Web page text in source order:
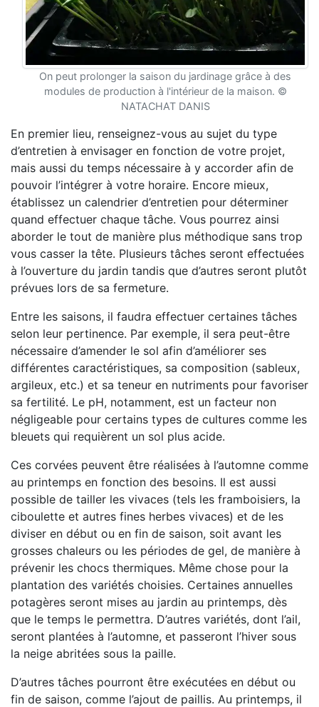
On peut prolonger la saison du jardinage grâce à des
modules de production à l'intérieur de la maison. ©
NATACHAT DANIS
En premier lieu, renseignez-vous au sujet du type
d’entretien à envisager en fonction de votre projet,
mais aussi du temps nécessaire à y accorder afin de
pouvoir l’intégrer à votre horaire. Encore mieux,
établissez un calendrier d’entretien pour déterminer
quand effectuer chaque tâche. Vous pourrez ainsi
aborder le tout de manière plus méthodique sans trop
vous casser la tête. Plusieurs tâches seront effectuées
à l’ouverture du jardin tandis que d’autres seront plutôt
prévues lors de sa fermeture.
Entre les saisons, il faudra effectuer certaines tâches
selon leur pertinence. Par exemple, il sera peut-être
nécessaire d’amender le sol afin d’améliorer ses
différentes caractéristiques, sa composition (sableux,
argileux, etc.) et sa teneur en nutriments pour favoriser
sa fertilité. Le pH, notamment, est un facteur non
négligeable pour certains types de cultures comme les
bleuets qui requièrent un sol plus acide.
Ces corvées peuvent être réalisées à l’automne comme
au printemps en fonction des besoins. Il est aussi
possible de tailler les vivaces (tels les framboisiers, la
ciboulette et autres fines herbes vivaces) et de les
diviser en début ou en fin de saison, soit avant les
grosses chaleurs ou les périodes de gel, de manière à
prévenir les chocs thermiques. Même chose pour la
plantation des variétés choisies. Certaines annuelles
potagères seront mises au jardin au printemps, dès
que le temps le permettra. D’autres variétés, dont l’ail,
seront plantées à l’automne, et passeront l’hiver sous
la neige abritées sous la paille.
D’autres tâches pourront être exécutées en début ou
fin de saison, comme l’ajout de paillis. Au printemps, il